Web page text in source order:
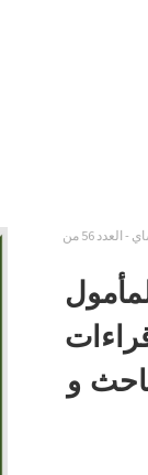
آليات مناهضة التعذيب في القانون الدولي بين الواقع والمأمول عبد الرزاق محمد الطاهر المشاي - العدد 56 من
56 من مجلة قراءات
و